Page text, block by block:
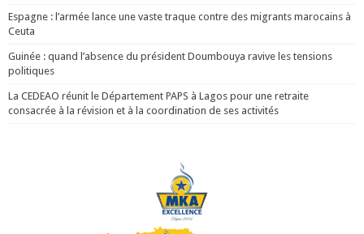
Espagne : l’armée lance une vaste traque contre des migrants marocains à
Ceuta
Guinée : quand l’absence du président Doumbouya ravive les tensions
politiques
La CEDEAO réunit le Département PAPS à Lagos pour une retraite
consacrée à la révision et à la coordination de ses activités